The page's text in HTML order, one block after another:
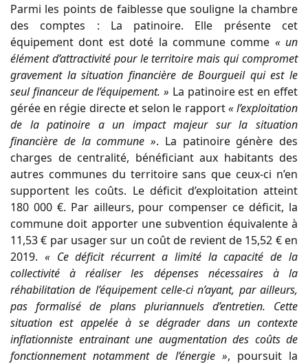
Parmi les points de faiblesse que souligne la chambre
des comptes : La patinoire. Elle présente cet
équipement dont est doté la commune comme « un
élément d’attractivité pour le territoire mais qui compromet
gravement la situation financière de Bourgueil qui est le
seul financeur de l’équipement. » La patinoire est en effet
gérée en régie directe et selon le rapport« l’exploitation
de la patinoire a un impact majeur sur la situation
financière de la commune ». La patinoire génère des
charges de centralité, bénéficiant aux habitants des
autres communes du territoire sans que ceux-ci n’en
supportent les coûts. Le déficit d’exploitation atteint
180 000 €. Par ailleurs, pour compenser ce déficit, la
commune doit apporter une subvention équivalente à
11,53 € par usager sur un coût de revient de 15,52 € en
2019. « Ce déficit récurrent a limité la capacité de la
collectivité à réaliser les dépenses nécessaires à la
réhabilitation de l’équipement celle-ci n’ayant, par ailleurs,
pas formalisé de plans pluriannuels d’entretien. Cette
situation est appelée à se dégrader dans un contexte
inflationniste entrainant une augmentation des coûts de
fonctionnement notamment de l’énergie », poursuit la